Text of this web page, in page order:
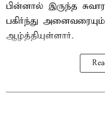
பின்னால் இருந்த
பகிர்ந்து
ஆழ்த்தியுள்ளார்.